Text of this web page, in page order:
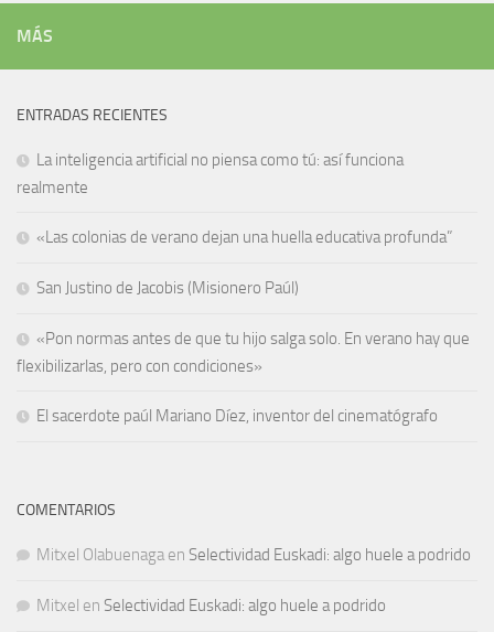
MÁS
ENTRADAS RECIENTES
La inteligencia artificial no piensa como tú: así funciona
realmente
«Las colonias de verano dejan una huella educativa profunda”
San Justino de Jacobis (Misionero Paúl)
«Pon normas antes de que tu hijo salga solo. En verano hay que
flexibilizarlas, pero con condiciones»
El sacerdote paúl Mariano Díez, inventor del cinematógrafo
COMENTARIOS
Mitxel Olabuenaga en Selectividad Euskadi: algo huele a podrido
Mitxel en Selectividad Euskadi: algo huele a podrido